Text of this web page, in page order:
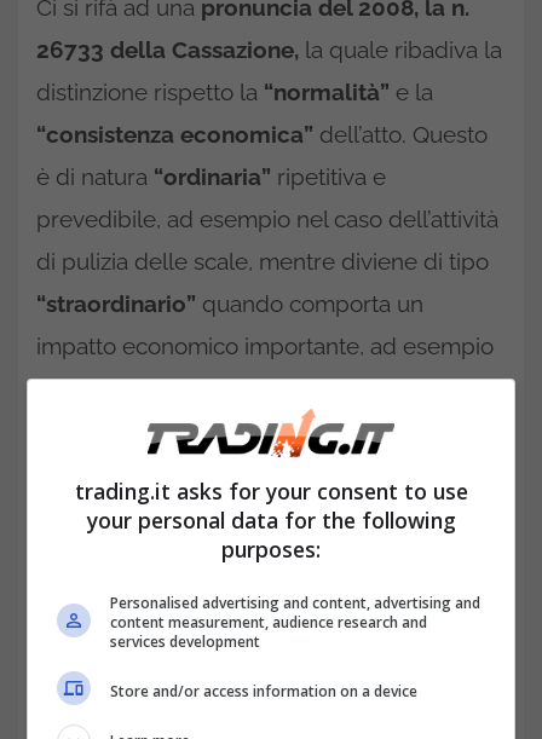
Ci si rifà ad una pronuncia del 2008, la n.
26733 della Cassazione, la quale ribadiva la
distinzione rispetto la “normalità” e la
“consistenza economica” dell’atto. Questo
è di natura “ordinaria” ripetitiva e
prevedibile, ad esempio nel caso dell’attività
di pulizia delle scale, mentre diviene di tipo
“straordinario” quando comporta un
impatto economico importante, ad esempio
nel rifacimento della facciata.
Arriva la nuova gestione dei
lavori condominiali urgenti, cosa
cambierà
trading.it asks for your consent to use
your personal data for the following
purposes:
Personalised advertising and content, advertising and
content measurement, audience research and
services development
Store and/or access information on a device